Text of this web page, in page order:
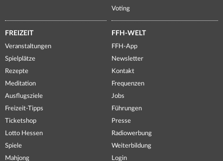
Voting
FREIZEIT
Veranstaltungen
Spielplätze
Rezepte
Meditation
Ausflugsziele
Freizeit-Tipps
Ticketshop
Lotto Hessen
Spiele
Mahjong
FFH-WELT
FFH-App
Newsletter
Kontakt
Frequenzen
Jobs
Führungen
Presse
Radiowerbung
Weiterbildung
Login